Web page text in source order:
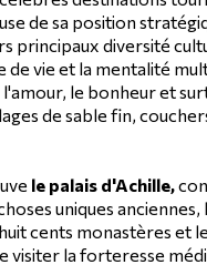
de sa position
principaux diversité
de vie et la mentalité
le bonheur et
de sable fin,
le palais d'Achille,
uniques
cents monastères et
visiter la forteresse